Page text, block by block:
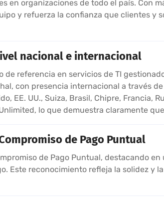
en organizaciones de todo el país. Con
y refuerza la confianza que clientes y
nacional e internacional
de referencia en servicios de TI
con presencia internacional a través de
EE. UU., Suiza, Brasil, Chipre, Francia,
lo que demuestra claramente
de Pago Puntual
de Pago Puntual, destacando
Este reconocimiento refleja la solidez y